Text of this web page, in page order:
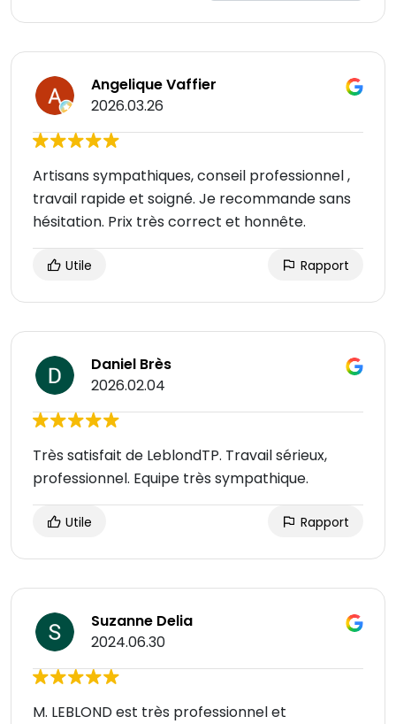
Angelique Vaffier
2026.03.26
Artisans sympathiques, conseil professionnel ,
travail rapide et soigné. Je recommande sans
hésitation. Prix très correct et honnête.
Utile Rapport
Daniel Brès
2026.02.04
Très satisfait de LeblondTP. Travail sérieux,
professionnel. Equipe très sympathique.
Utile Rapport
Suzanne Delia
2024.06.30
M. LEBLOND est très professionnel et